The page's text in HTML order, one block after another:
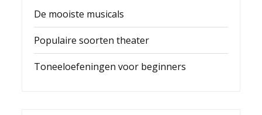
De mooiste musicals
Populaire soorten theater
Toneeloefeningen voor beginners